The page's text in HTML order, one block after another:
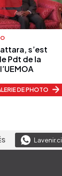
s’est
Pdt de la
DE PHOTO
Lavenir.ci